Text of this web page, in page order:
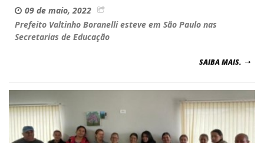
09 de maio, 2022
Prefeito Valtinho Boranelli esteve em São Paulo nas
Secretarias de Educação
SAIBA MAIS.